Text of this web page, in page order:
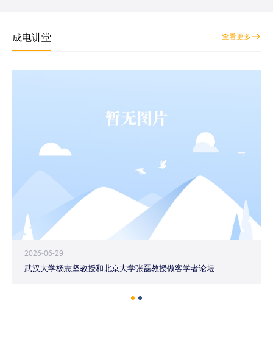
成电讲堂 查看更多
2026-06-29
武汉大学杨志坚教授和北京大学张磊教授做客学者论坛